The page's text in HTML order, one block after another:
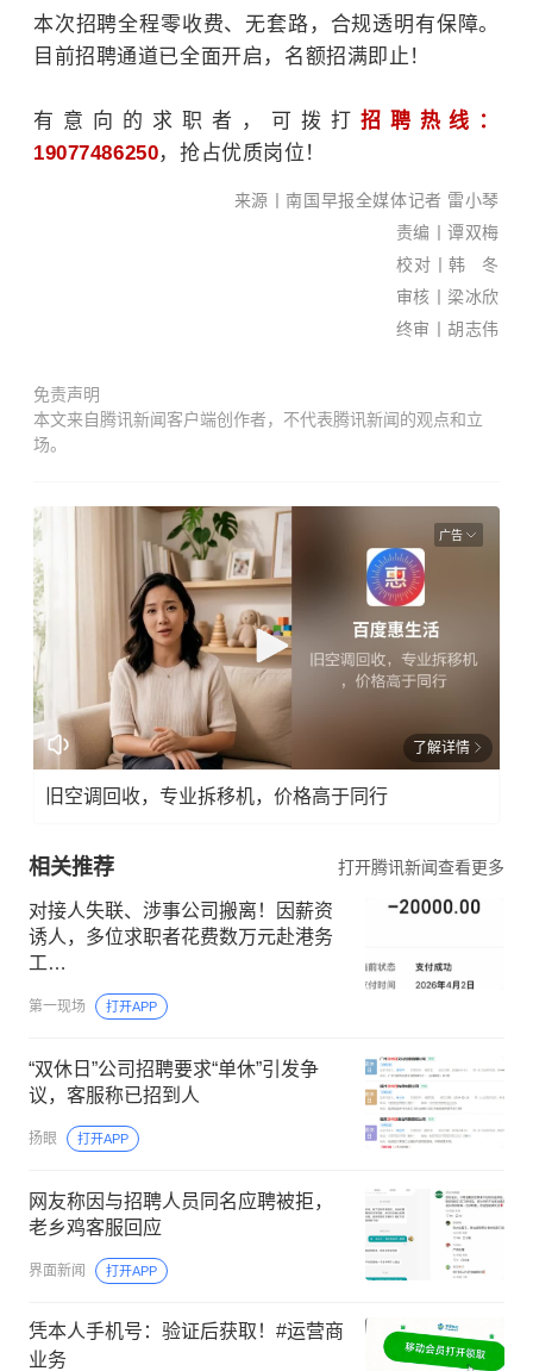
本次招聘全程零收费、无套路，合规透明有保障。
目前招聘通道已全面开启，名额招满即止！
有意向的求职者，可拨打 招聘热线：
19077486250，抢占优质岗位！
全媒
体记
者
黎莹
遐/文
图
线：
0771
报料
箱：
news
om.c
来源丨南国早报全媒体记者 雷小琴
责编丨谭双梅
校对丨韩 冬
审核丨梁冰欣
终审丨胡志伟
免责声明
本文来自腾讯新闻客户端创作者，不代表腾讯新闻的观点和立
场。
广告
了解详情
旧空调回收，专业拆移机，价格高于同行
相关推荐 打开腾讯新闻查看更多
对接人失联、涉事公司搬离！因薪资
诱人，多位求职者花费数万元赴港务
工…
第一现场 打开APP
“双休日”公司招聘要求“单休”引发争
议，客服称已招到人
扬眼 打开APP
网友称因与招聘人员同名应聘被拒，
老乡鸡客服回应
界面新闻 打开APP
凭本人手机号：验证后获取！#运营商
业务